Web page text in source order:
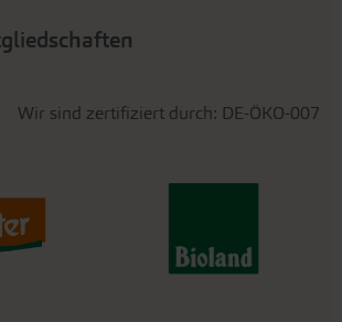
Wir sind zertifiziert durch: DE-ÖKO-007